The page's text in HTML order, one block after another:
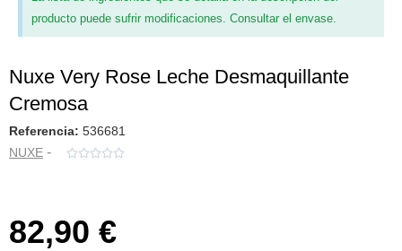
producto puede sufrir modificaciones. Consultar el envase.
Nuxe Very Rose Leche Desmaquillante
Cremosa
Referencia: 536681
NUXE - 
82,90 €